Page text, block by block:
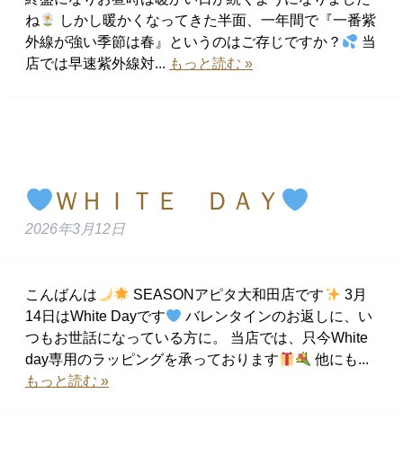
ね
しかし暖かくなってきた半面、一年間で『一番紫
外線が強い季節は春』というのはご存じですか？
当
店では早速紫外線対... もっと読む »
ＷＨＩＴＥ ＤＡＹ
2026年3月12日
こんばんは SEASONアピタ大和田店です
3月
14日はWhite Dayです
バレンタインのお返しに、い
つもお世話になっている方に。 当店では、只今White
day専用のラッピングを承っております
他にも...
もっと読む »